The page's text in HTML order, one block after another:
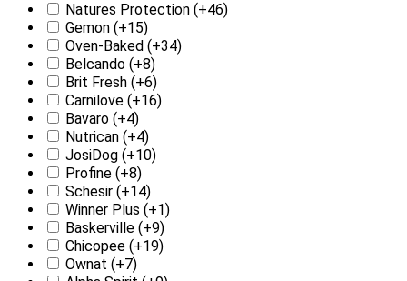
Natures Protection (+46)
Gemon (+15)
Oven-Baked (+34)
Belcando (+8)
Brit Fresh (+6)
Carnilove (+16)
Bavaro (+4)
Nutrican (+4)
JosiDog (+10)
Profine (+8)
Schesir (+14)
Winner Plus (+1)
Baskerville (+9)
Chicopee (+19)
Ownat (+7)